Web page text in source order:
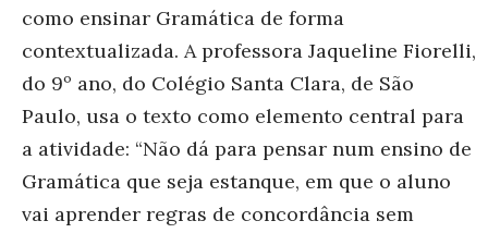
como ensinar Gramática de forma
contextualizada. A professora Jaqueline Fiorelli,
do 9º ano, do Colégio Santa Clara, de São
Paulo, usa o texto como elemento central para
a atividade: “Não dá para pensar num ensino de
Gramática que seja estanque, em que o aluno
vai aprender regras de concordância sem